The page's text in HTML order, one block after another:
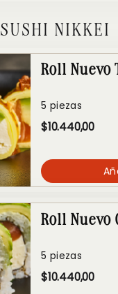
SUSHI NIKKEI
Roll
5 piezas
$10.440,00
Roll Nuevo
5 piezas
$10.440,00